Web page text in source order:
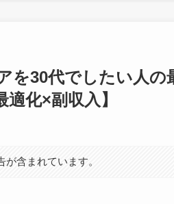
を30代でしたい人の
化×副収入】
含まれています。